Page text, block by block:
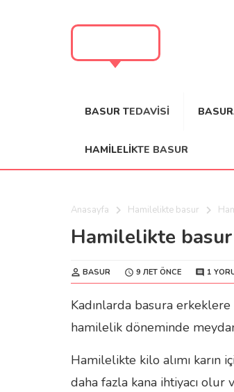
BASUR TEDAVISI
HAMILELIKTE BASUR
Anasayfa Hamilelikte basur
Hamilelikte basur
BASUR 9 ЛЕТ ÖNCE 1
Kadınlarda basura
hamilelik döneminde
Hamilelikte kilo alımı karın
daha fazla kana ihtiyacı olur